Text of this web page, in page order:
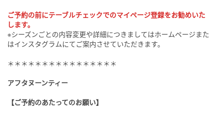
ご予約の前にテーブルチェックでのマイページ登録をお勧めいた
します。
※シーズンごとの内容変更や詳細につきましてはホームページまた
はインスタグラムにてご案内させていただきます。
＊＊＊＊＊＊＊＊＊＊＊＊＊＊＊＊
アフタヌーンティー
【ご予約のあたってのお願い】